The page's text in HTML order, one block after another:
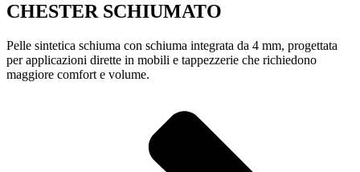
CHESTER SCHIUMATO
Pelle sintetica schiuma con schiuma integrata da 4 mm, progettata
per applicazioni dirette in mobili e tappezzerie che richiedono
maggiore comfort e volume.